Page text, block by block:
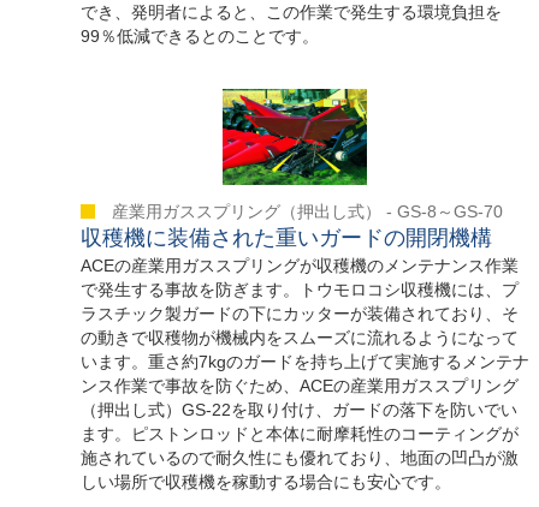
でき、発明者によると、この作業で発生する環境負担を
99％低減できるとのことです。
産業用ガススプリング（押出し式） - GS-8～GS-70
収穫機に装備された重いガードの開閉機構
ACEの産業用ガススプリングが収穫機のメンテナンス作業
で発生する事故を防ぎます。トウモロコシ収穫機には、プ
ラスチック製ガードの下にカッターが装備されており、そ
の動きで収穫物が機械内をスムーズに流れるようになって
います。重さ約7kgのガードを持ち上げて実施するメンテナ
ンス作業で事故を防ぐため、ACEの産業用ガススプリング
（押出し式）GS-22を取り付け、ガードの落下を防いでい
ます。ピストンロッドと本体に耐摩耗性のコーティングが
施されているので耐久性にも優れており、地面の凹凸が激
しい場所で収穫機を稼動する場合にも安心です。